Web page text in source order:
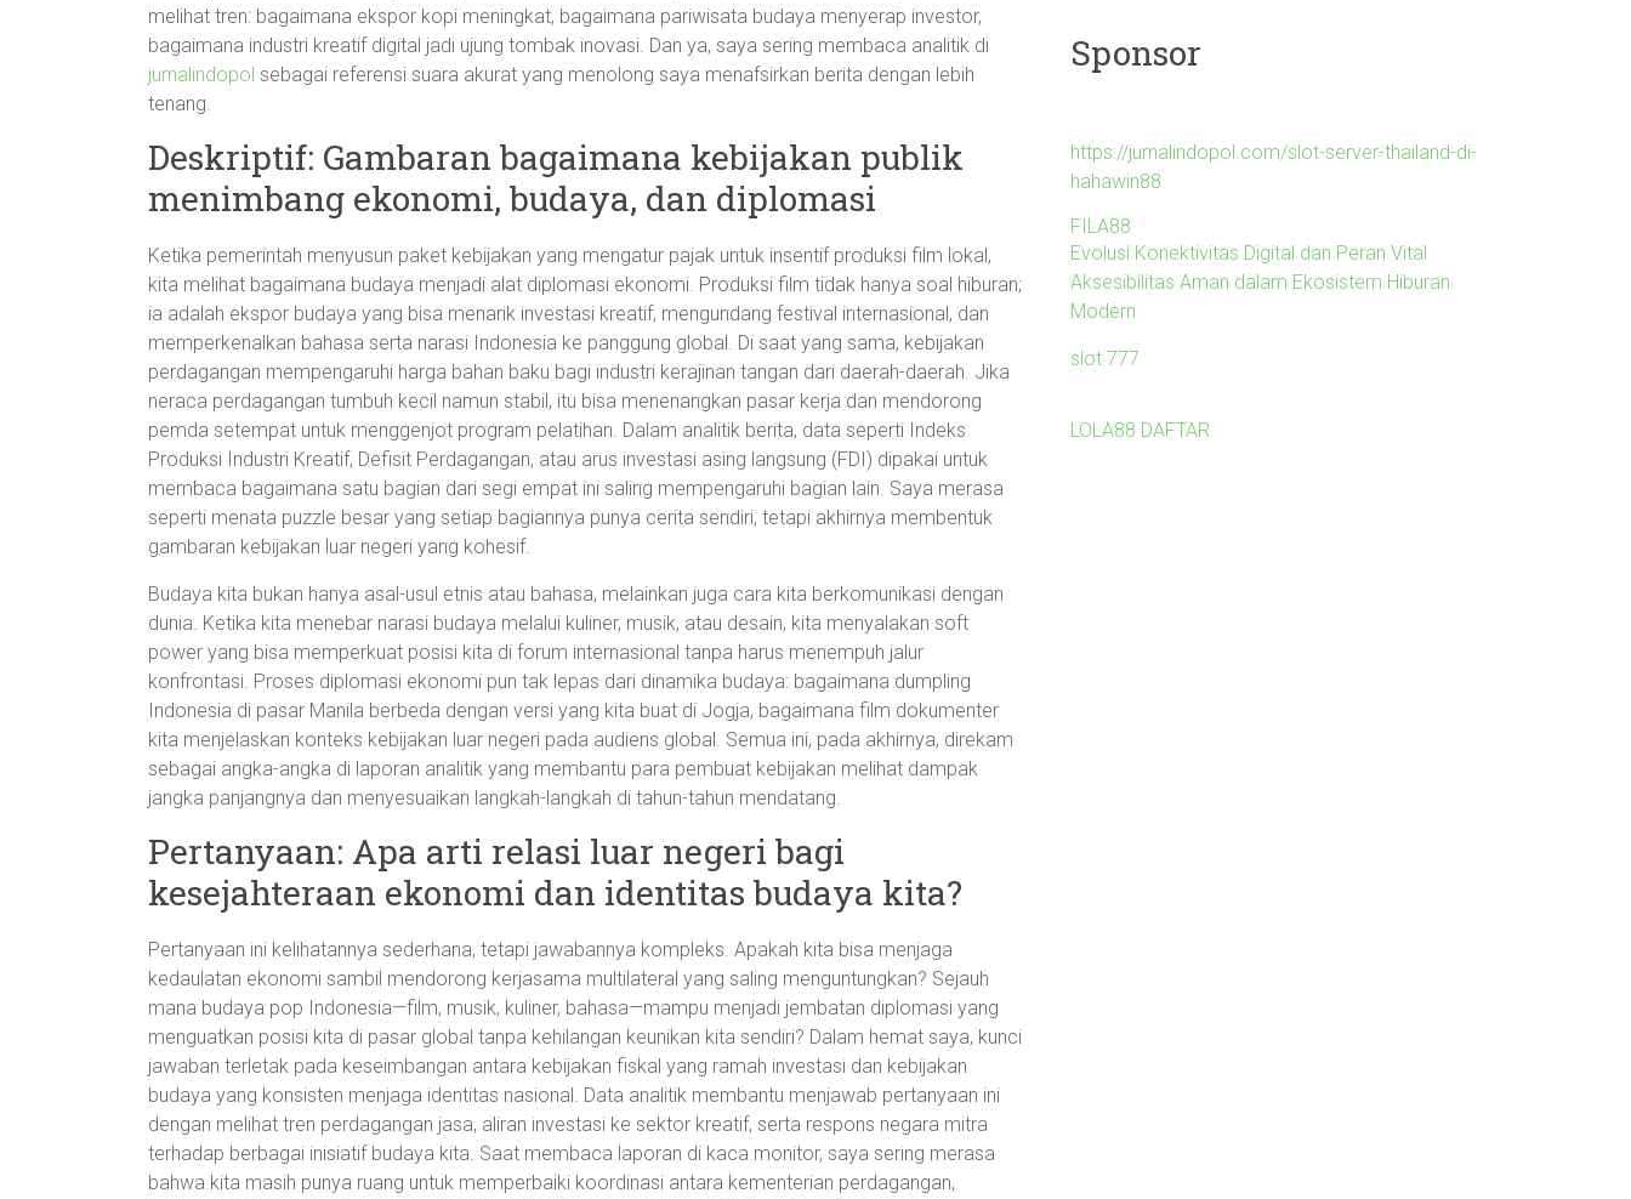
melihat tren: bagaimana ekspor kopi meningkat, bagaimana pariwisata budaya menyerap investor,
bagaimana industri kreatif digital jadi ujung tombak inovasi. Dan ya, saya sering membaca analitik di
jurnalindopol sebagai referensi suara akurat yang menolong saya menafsirkan berita dengan lebih
tenang.
Deskriptif: Gambaran bagaimana kebijakan publik
menimbang ekonomi, budaya, dan diplomasi
Ketika pemerintah menyusun paket kebijakan yang mengatur pajak untuk insentif produksi film lokal,
kita melihat bagaimana budaya menjadi alat diplomasi ekonomi. Produksi film tidak hanya soal hiburan;
ia adalah ekspor budaya yang bisa menarik investasi kreatif, mengundang festival internasional, dan
memperkenalkan bahasa serta narasi Indonesia ke panggung global. Di saat yang sama, kebijakan
perdagangan mempengaruhi harga bahan baku bagi industri kerajinan tangan dari daerah-daerah. Jika
neraca perdagangan tumbuh kecil namun stabil, itu bisa menenangkan pasar kerja dan mendorong
pemda setempat untuk menggenjot program pelatihan. Dalam analitik berita, data seperti Indeks
Produksi Industri Kreatif, Defisit Perdagangan, atau arus investasi asing langsung (FDI) dipakai untuk
membaca bagaimana satu bagian dari segi empat ini saling mempengaruhi bagian lain. Saya merasa
seperti menata puzzle besar yang setiap bagiannya punya cerita sendiri, tetapi akhirnya membentuk
gambaran kebijakan luar negeri yang kohesif.
Budaya kita bukan hanya asal-usul etnis atau bahasa, melainkan juga cara kita berkomunikasi dengan
dunia. Ketika kita menebar narasi budaya melalui kuliner, musik, atau desain, kita menyalakan soft
power yang bisa memperkuat posisi kita di forum internasional tanpa harus menempuh jalur
konfrontasi. Proses diplomasi ekonomi pun tak lepas dari dinamika budaya: bagaimana dumpling
Indonesia di pasar Manila berbeda dengan versi yang kita buat di Jogja, bagaimana film dokumenter
kita menjelaskan konteks kebijakan luar negeri pada audiens global. Semua ini, pada akhirnya, direkam
sebagai angka-angka di laporan analitik yang membantu para pembuat kebijakan melihat dampak
jangka panjangnya dan menyesuaikan langkah-langkah di tahun-tahun mendatang.
Pertanyaan: Apa arti relasi luar negeri bagi
kesejahteraan ekonomi dan identitas budaya kita?
Pertanyaan ini kelihatannya sederhana, tetapi jawabannya kompleks. Apakah kita bisa menjaga
kedaulatan ekonomi sambil mendorong kerjasama multilateral yang saling menguntungkan? Sejauh
mana budaya pop Indonesia—film, musik, kuliner, bahasa—mampu menjadi jembatan diplomasi yang
menguatkan posisi kita di pasar global tanpa kehilangan keunikan kita sendiri? Dalam hemat saya, kunci
jawaban terletak pada keseimbangan antara kebijakan fiskal yang ramah investasi dan kebijakan
budaya yang konsisten menjaga identitas nasional. Data analitik membantu menjawab pertanyaan ini
dengan melihat tren perdagangan jasa, aliran investasi ke sektor kreatif, serta respons negara mitra
terhadap berbagai inisiatif budaya kita. Saat membaca laporan di kaca monitor, saya sering merasa
bahwa kita masih punya ruang untuk memperbaiki koordinasi antara kementerian perdagangan,
Sponsor
https://jurnalindopol.com/slot-server-thailand-di-
hahawin88
FILA88
Evolusi Konektivitas Digital dan Peran Vital
Aksesibilitas Aman dalam Ekosistem Hiburan
Modern
slot 777
LOLA88 DAFTAR